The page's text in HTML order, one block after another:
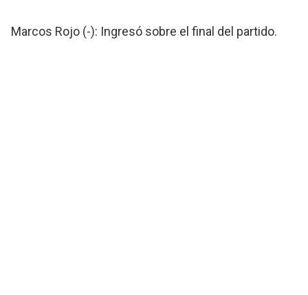
Marcos Rojo (-): Ingresó sobre el final del partido.